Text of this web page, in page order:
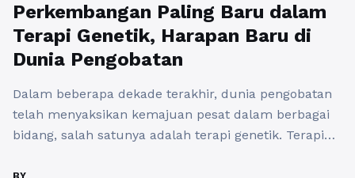
Perkembangan Paling Baru dalam
Terapi Genetik, Harapan Baru di
Dunia Pengobatan
Dalam beberapa dekade terakhir, dunia pengobatan
telah menyaksikan kemajuan pesat dalam berbagai
bidang, salah satunya adalah terapi genetik. Terapi